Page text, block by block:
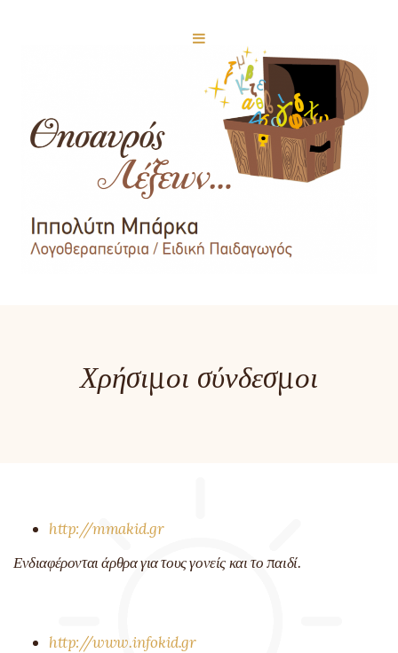
Χρήσιμοι σύνδεσμοι
http://mmakid.gr
Ενδιαφέρονται άρθρα για τους γονείς και το παιδί.
http://www.infokid.gr